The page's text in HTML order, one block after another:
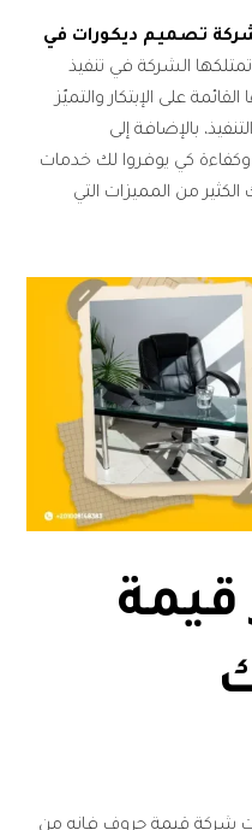
تصميم ديكورات في
تمتلكها الشركة في تنفيذ
على الإبتكار والتميّز
بالإضافة إلى
كي يوفروا لك خدمات
من المميزات التي
قيمة